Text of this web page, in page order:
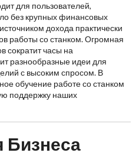
для пользователей,
без крупных финансовых
дохода практически
работы со станком. Огромная
сократит часы на
разнообразные идеи для
с высоким спросом. В
обучение работе со станком
поддержку наших
Бизнеса